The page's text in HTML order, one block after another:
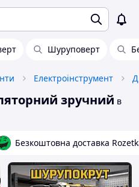
Шуруповерт
Електроінструмент
зручний в
Безкоштовна доставка